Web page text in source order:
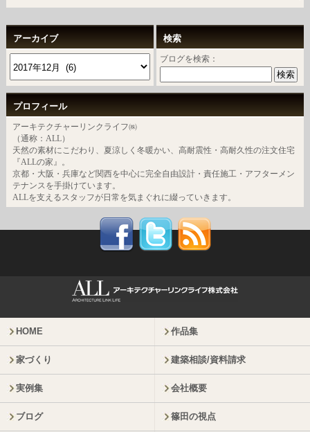
アーカイブ 検索
ブログを検索：
プロフィール
アーキテクチャーリンクライフ㈱
（通称：ALL）
天然の素材にこだわり、夏涼しく冬暖かい、高耐震性・高耐久性の注文住宅
『ALLの家』。
京都・大阪・兵庫など関西を中心に完全自由設計・責任施工・アフターメン
テナンスを手掛けています。
ALLを支えるスタッフが日常を気まぐれに綴っていきます。
HOME 作品集
家づくり 建築相談/資料請求
実例集 会社概要
ブログ 篠田の視点